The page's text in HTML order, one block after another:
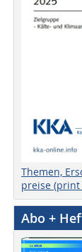
Themen,
preise
Abo +